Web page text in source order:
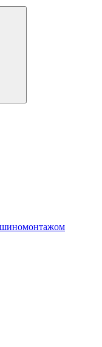
шиномонтажом